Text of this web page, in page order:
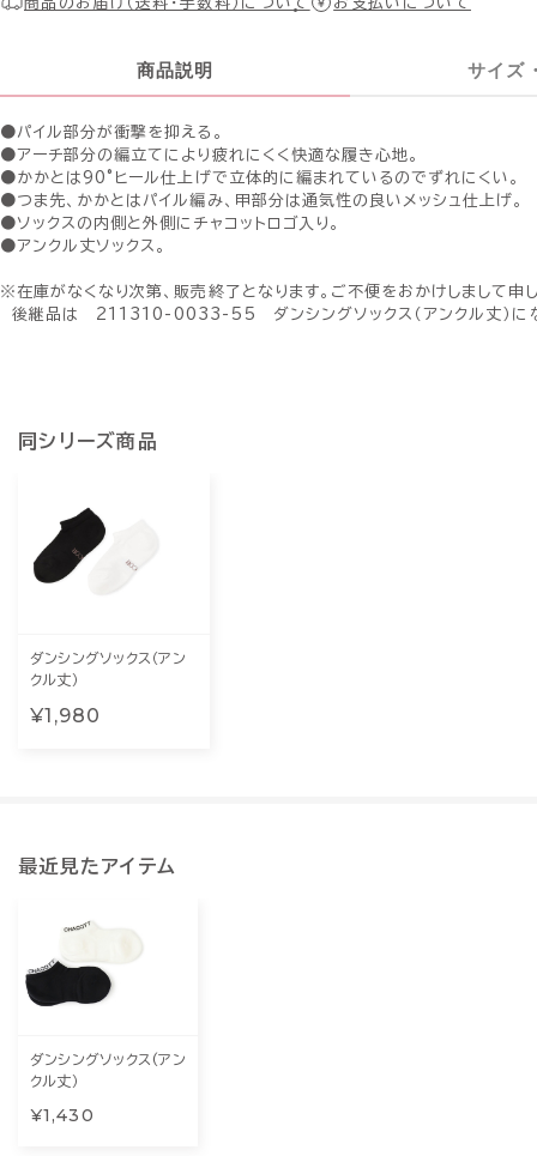
商品説明 サイズ
●パイル部分が衝撃を抑える。
●アーチ部分の編立てにより疲れにくく快適な履き心地。
●かかとは90°ヒール仕上げで立体的に編まれているのでずれにくい。
●つま先、かかとはパイル編み、甲部分は通気性の良いメッシュ仕上げ。
●ソックスの内側と外側にチャコットロゴ入り。
●アンクル丈ソックス。
※在庫がなくなり次第、販売終了となります。ご不便をおかけしまして申
後継品は 211310-0033-55 ダンシングソックス（アンクル丈）にな
同シリーズ商品
ダンシングソックス（アン
クル丈）
¥1,980
最近見たアイテム
ダンシングソックス(アン
クル丈）
¥1,430